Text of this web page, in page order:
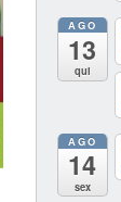
AGO
13
qui
AGO
14
sex